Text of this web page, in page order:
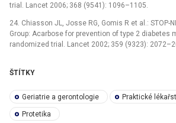
trial. Lancet 2006; 368 (9541): 1096–1105.
24. Chiasson JL, Josse RG, Gomis R et al.: STOP-
Group: Acarbose for prevention of type 2 diabetes
randomized trial. Lancet 2002; 359 (9323):
ŠTÍTKY
Geriatrie a gerontologie Praktické
Protetika